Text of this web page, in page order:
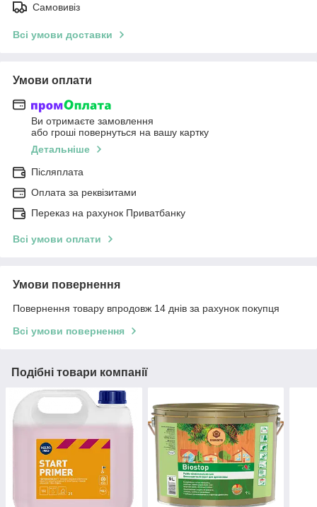
Самовивіз
Всі умови доставки
Умови оплати
Ви отримаєте замовлення
або гроші повернуться на вашу картку
Детальніше
Післяплата
Оплата за реквізитами
Переказ на рахунок Приватбанку
Всі умови оплати
Умови повернення
Повернення товару впродовж 14 днів за рахунок покупця
Всі умови повернення
Подібні товари компанії